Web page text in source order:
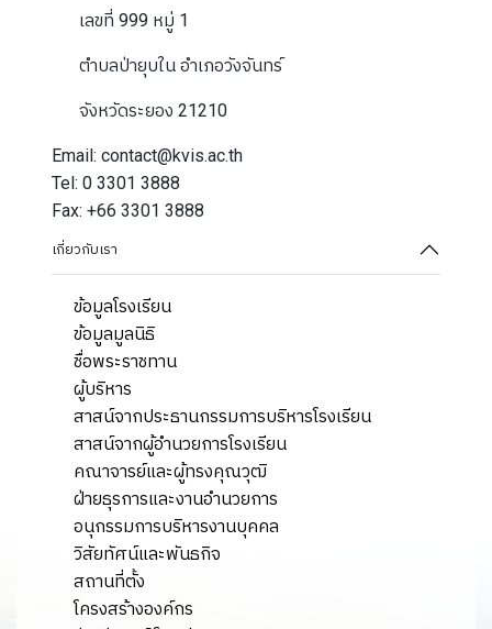
เลขที่ 999 หมู่ 1
ตำบลป่ายุบใน อำเภอวังจันทร์
จังหวัดระยอง 21210
Email: contact@kvis.ac.th
Tel: 0 3301 3888
Fax: +66 3301 3888
เกี่ยวกับเรา
ข้อมูลโรงเรียน
ข้อมูลมูลนิธิ
ชื่อพระราชทาน
ผู้บริหาร
สาสน์จากประธานกรรมการบริหารโรงเรียน
สาสน์จากผู้อำนวยการโรงเรียน
คณาจารย์และผู้ทรงคุณวุฒิ
ฝ่ายธุรการและงานอำนวยการ
อนุกรรมการบริหารงานบุคคล
วิสัยทัศน์และพันธกิจ
สถานที่ตั้ง
โครงสร้างองค์กร